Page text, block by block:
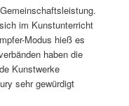
im Kunstunterricht
Modus hieß es
haben die
Kunstwerke
sehr gewürdigt